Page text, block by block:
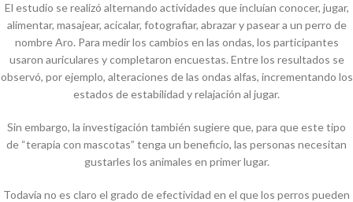
El estudio se realizó alternando actividades que incluían conocer, jugar,
alimentar, masajear, acicalar, fotografiar, abrazar y pasear a un perro de
nombre Aro. Para medir los cambios en las ondas, los participantes
usaron auriculares y completaron encuestas. Entre los resultados se
observó, por ejemplo, alteraciones de las ondas alfas, incrementando los
estados de estabilidad y relajación al jugar.
Sin embargo, la investigación también sugiere que, para que este tipo
de “terapia con mascotas” tenga un beneficio, las personas necesitan
gustarles los animales en primer lugar.
Todavía no es claro el grado de efectividad en el que los perros pueden